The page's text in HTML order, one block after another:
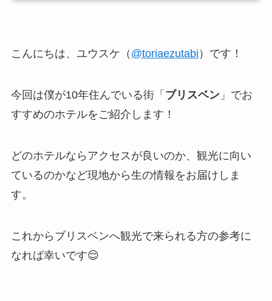
こんにちは、ユウスケ（ @toriaezutabi ）です！
今回は僕が10年住んでいる街「 ブリスベン」でお
すすめのホテルをご紹介します！
どのホテルならアクセスが良いのか、観光に向い
ているのかなど現地から生の情報をお届けしま
す。
これからブリスベンへ観光で来られる方の参考に
なれば幸いです😌